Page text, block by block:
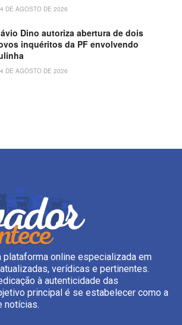
4 DE AGOSTO DE 2026
Dino autoriza abertura de dois
inquéritos da PF envolvendo
4 DE AGOSTO DE 2026
plataforma online especializada em
verídicas e pertinentes.
à autenticidade das
principal é se estabelecer como a
notícias.